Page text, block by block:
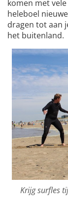
komen met
heleboel
dragen tot aan
het buitenland.
Krijg surfles